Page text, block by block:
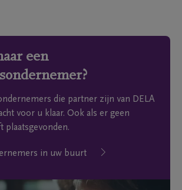
een
die partner zijn van DELA
voor u klaar. Ook als er geen
plaatsgevonden.
in uw buurt